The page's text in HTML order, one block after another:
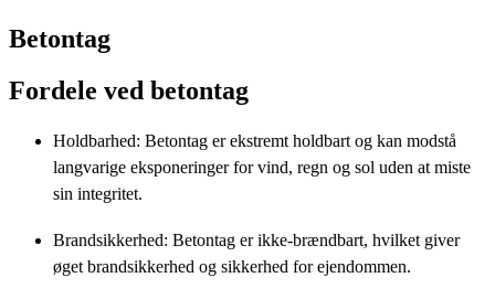
Betontag
Fordele ved betontag
Holdbarhed: Betontag er ekstremt holdbart og kan modstå
langvarige eksponeringer for vind, regn og sol uden at miste
sin integritet.
Brandsikkerhed: Betontag er ikke-brændbart, hvilket giver
øget brandsikkerhed og sikkerhed for ejendommen.